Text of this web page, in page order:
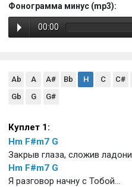
Фонограмма минус (mp3):
00:00
Ab A A# Bb H C C#
Gb
G G#
Куплет 1:
Hm F#m7 G
Закрыв глаза, сложив ладони
Hm F#m7 G
Я разговор начну с Тобой...